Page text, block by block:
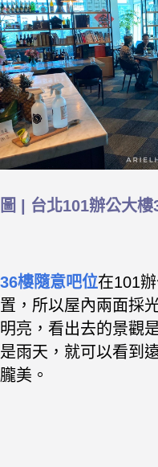
圖 | 台北101辦公大
36樓隨意吧位在101
置，所以屋內兩面採
明亮，看出去的景觀
是雨天，就可以看到
朧美。